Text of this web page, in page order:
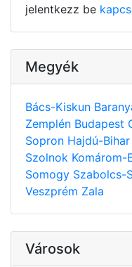
jelentkezz be
Megyék
Bács-Kiskun
Zemplén Budapest
Sopron Hajdú-Bihar
Szolnok Komárom-
Somogy Szabolcs-
Veszprém Zala
Városok